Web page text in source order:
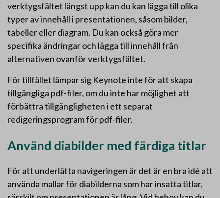
verktygsfältet längst upp kan du kan lägga till olika
typer av innehåll i presentationen, såsom bilder,
tabeller eller diagram. Du kan också göra mer
specifika ändringar och lägga till innehåll från
alternativen ovanför verktygsfältet.
För tillfället lämpar sig Keynote inte för att skapa
tillgängliga pdf-filer, om du inte har möjlighet att
förbättra tillgängligheten i ett separat
redigeringsprogram för pdf-filer.
Använd diabilder med färdiga titlar
För att underlätta navigeringen är det är en bra idé att
använda mallar för diabilderna som har insatta titlar,